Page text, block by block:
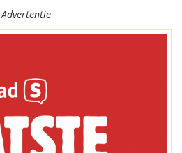
Advertentie